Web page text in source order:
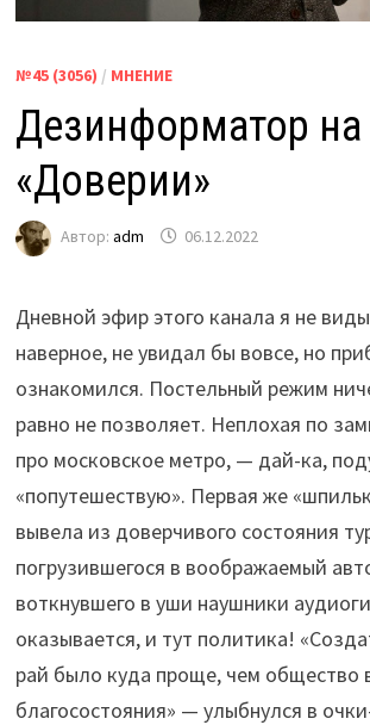
№45 (3056) / МНЕНИЕ
Дезинформатор на
«Доверии»
Автор: adm 06.12.2022
Дневной эфир этого канала я не
наверное, не увидал бы вовсе, но
ознакомился. Постельный режим
равно не позволяет. Неплохая по
про московское метро, — дай-ка,
«попутешествую». Первая же
вывела из доверчивого состояния
погрузившегося в воображаемый
воткнувшего в уши наушники
оказывается, и тут политика!
рай было куда проще, чем общество
благосостояния» — улыбнулся в